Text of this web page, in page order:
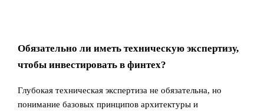
Обязательно ли иметь техническую экспертизу,
чтобы инвестировать в финтех?
Глубокая техническая экспертиза не обязательна, но
понимание базовых принципов архитектуры и